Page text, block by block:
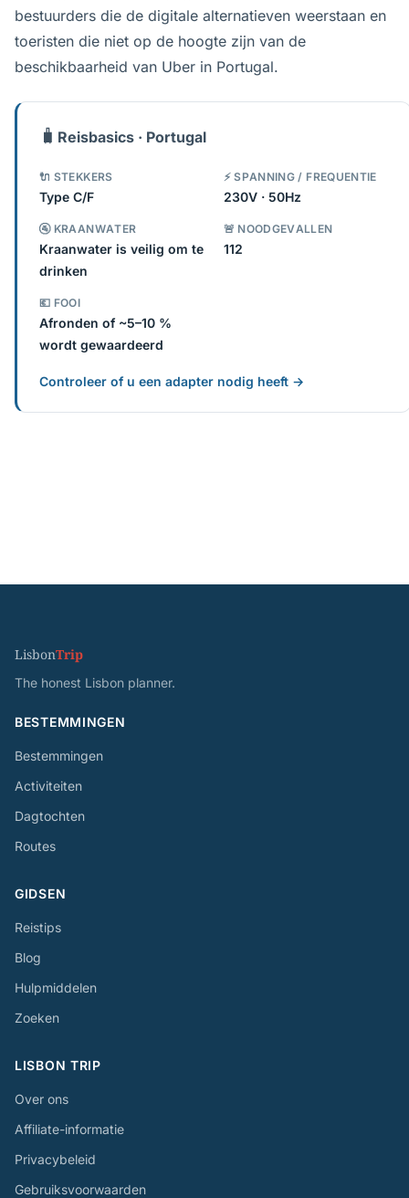
bestuurders die de digitale alternatieven weerstaan en
toeristen die niet op de hoogte zijn van de
beschikbaarheid van Uber in Portugal.
🧳 Reisbasics · Portugal
🔌 STEKKERS
Type C/F
⚡ SPANNING / FREQUENTIE
230V · 50Hz
🚰 KRAANWATER
Kraanwater is veilig om te
drinken
🚨 NOODGEVALLEN
112
💶 FOOI
Afronden of ~5–10 %
wordt gewaardeerd
Controleer of u een adapter nodig heeft →
LisbonTrip
The honest Lisbon planner.
BESTEMMINGEN
Bestemmingen
Activiteiten
Dagtochten
Routes
GIDSEN
Reistips
Blog
Hulpmiddelen
Zoeken
LISBON TRIP
Over ons
Affiliate-informatie
Privacybeleid
Gebruiksvoorwaarden